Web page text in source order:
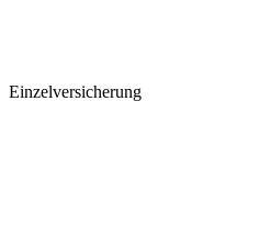
Einzelversicherung